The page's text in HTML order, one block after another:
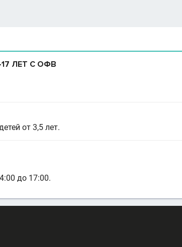
ЛЕТ С ОФВ
от 3,5 лет.
до 17:00.